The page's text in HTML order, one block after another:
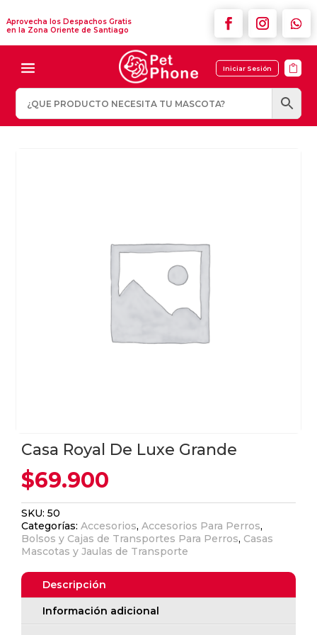
Aprovecha los Despachos Gratis
en la Zona Oriente de Santiago
Iniciar Sesión 
Casa Royal De Luxe Grande
$69.900
SKU:50
Categorías:Accesorios,Accesorios Para Perros,
Bolsos y Cajas de Transportes Para Perros, Casas
Mascotas y Jaulas de Transporte
Descripción
Información adicional